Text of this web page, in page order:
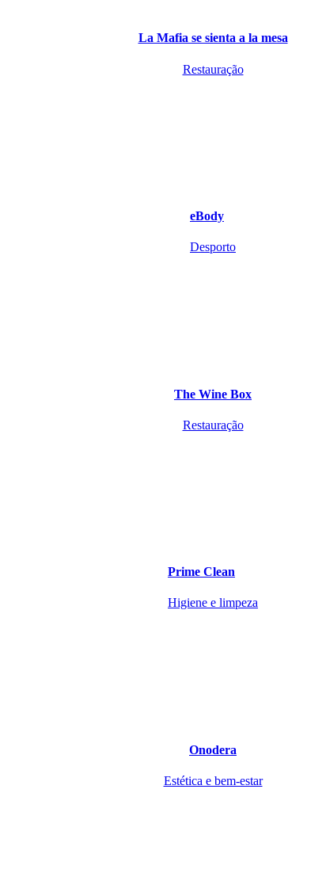
La Mafia se sienta a la mesa
Restauração
eBody
Desporto
The Wine Box
Restauração
Prime Clean
Higiene e limpeza
Onodera
Estética e bem-estar